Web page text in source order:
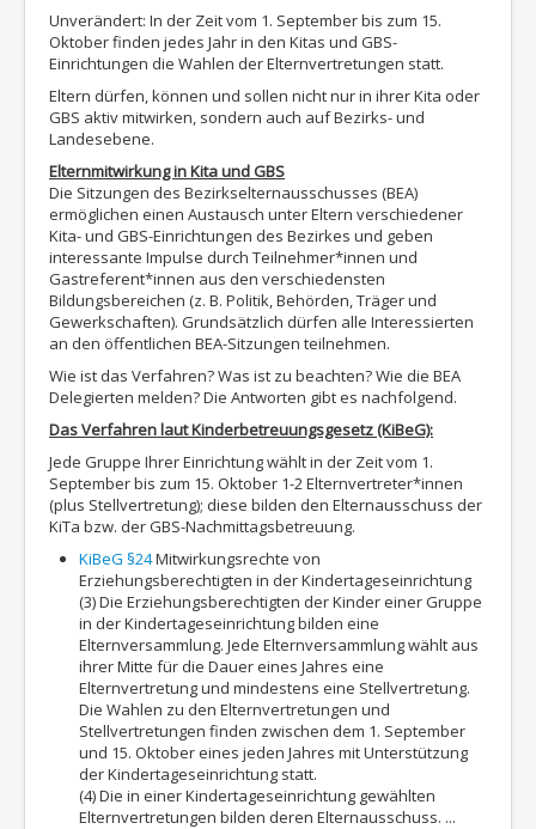
Unverändert: In der Zeit vom 1. September bis zum 15.
Oktober finden jedes Jahr in den Kitas und GBS-
Einrichtungen die Wahlen der Elternvertretungen statt.
Eltern dürfen, können und sollen nicht nur in ihrer Kita oder
GBS aktiv mitwirken, sondern auch auf Bezirks- und
Landesebene.
Elternmitwirkung in Kita und GBS
Die Sitzungen des Bezirkselternausschusses (BEA)
ermöglichen einen Austausch unter Eltern verschiedener
Kita- und GBS-Einrichtungen des Bezirkes und geben
interessante Impulse durch Teilnehmer*innen und
Gastreferent*innen aus den verschiedensten
Bildungsbereichen (z. B. Politik, Behörden, Träger und
Gewerkschaften). Grundsätzlich dürfen alle Interessierten
an den öffentlichen BEA-Sitzungen teilnehmen.
Wie ist das Verfahren? Was ist zu beachten? Wie die BEA
Delegierten melden? Die Antworten gibt es nachfolgend.
Das Verfahren laut Kinderbetreuungsgesetz (KiBeG):
Jede Gruppe Ihrer Einrichtung wählt in der Zeit vom 1.
September bis zum 15. Oktober 1-2 Elternvertreter*innen
(plus Stellvertretung); diese bilden den Elternausschuss der
KiTa bzw. der GBS-Nachmittagsbetreuung.
KiBeG §24Mitwirkungsrechte von
Erziehungsberechtigten in der Kindertageseinrichtung
(3) Die Erziehungsberechtigten der Kinder einer Gruppe
in der Kindertageseinrichtung bilden eine
Elternversammlung. Jede Elternversammlung wählt aus
ihrer Mitte für die Dauer eines Jahres eine
Elternvertretung und mindestens eine Stellvertretung.
Die Wahlen zu den Elternvertretungen und
Stellvertretungen finden zwischen dem 1. September
und 15. Oktober eines jeden Jahres mit Unterstützung
der Kindertageseinrichtung statt.
(4) Die in einer Kindertageseinrichtung gewählten
Elternvertretungen bilden deren Elternausschuss. ...